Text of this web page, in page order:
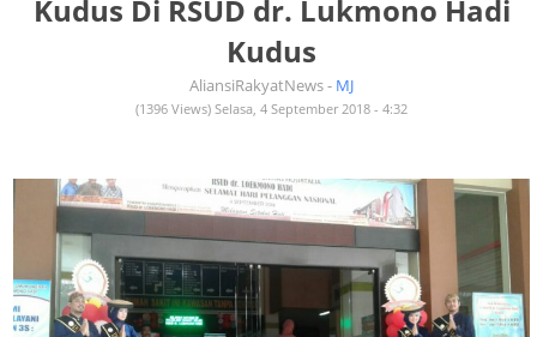
Kudus Di RSUD dr. Lukmono Hadi
Kudus
AliansiRakyatNews - MJ
(1396 Views) Selasa, 4 September 2018 - 4:32